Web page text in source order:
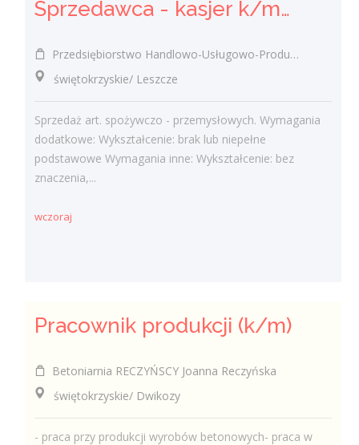
Sprzedawca - kasjer k/m/inni
Przedsiębiorstwo Handlowo-Usługowo-Produkcyjne Edward Kasza
świętokrzyskie/ Leszcze
Sprzedaż art. spożywczo - przemysłowych. Wymagania
dodatkowe: Wykształcenie: brak lub niepełne
podstawowe Wymagania inne: Wykształcenie: bez
znaczenia,...
wczoraj
Pracownik produkcji (k/m)
Betoniarnia RECZYŃSCY Joanna Reczyńska
świętokrzyskie/ Dwikozy
- praca przy produkcji wyrobów betonowych- praca w